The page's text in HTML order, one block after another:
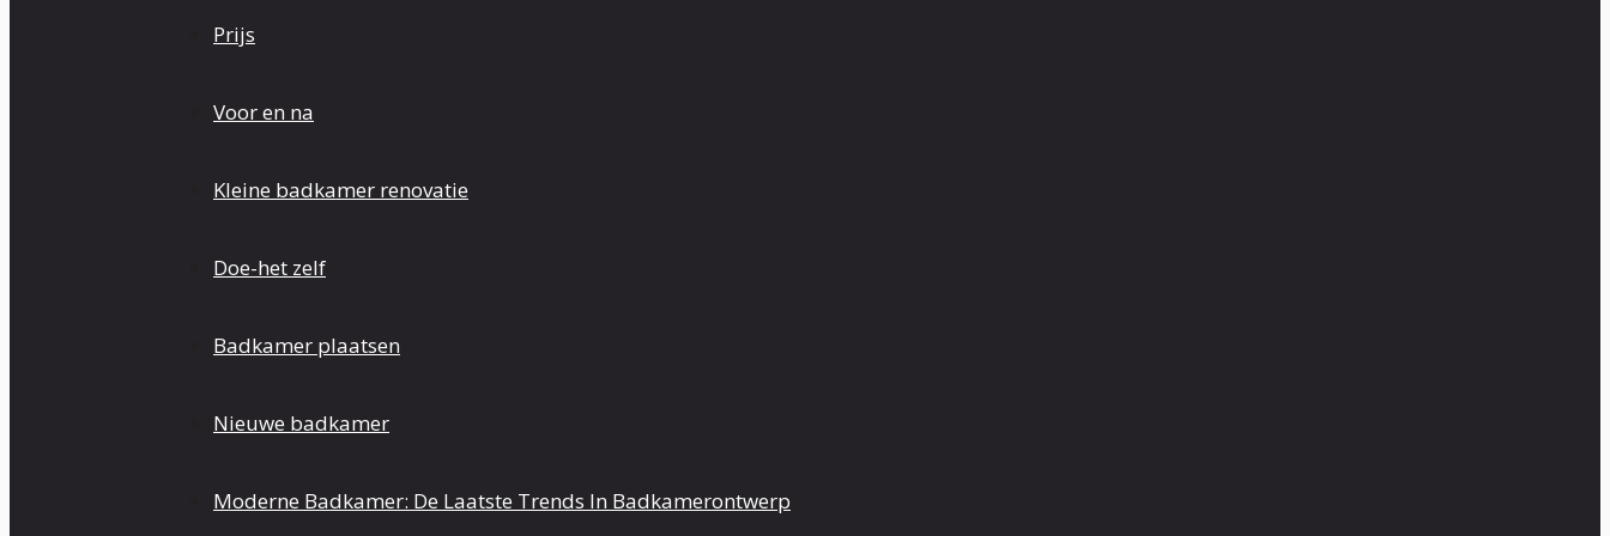
Prijs
Voor en na
Kleine badkamer renovatie
Doe-het zelf
Badkamer plaatsen
Nieuwe badkamer
Moderne Badkamer: De Laatste Trends In Badkamerontwerp